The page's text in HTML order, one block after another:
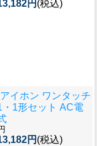
円 (税込)
アイホン ワンタッチ
・1形セット AC電
円 (税込)